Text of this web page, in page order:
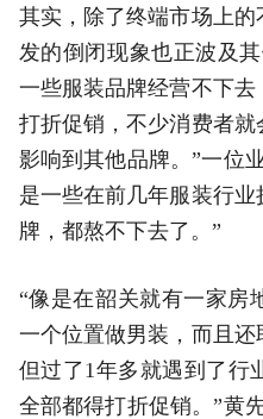
其实，除了终端市场上的
发的倒闭现象也正波及
一些服装品牌经营不下
打折促销，不少消费者
影响到其他品牌。”一位
是一些在前几年服装行
牌，都熬不下去了。”
“像是在韶关就有一家房
一个位置做男装，而且还
但过了1年多就遇到了行
全部都得打折促销。”黄